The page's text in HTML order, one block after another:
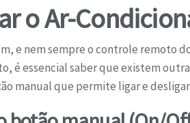
o Ar-
e nem sempre o controle remoto
é essencial saber que existem
manual que permite ligar e